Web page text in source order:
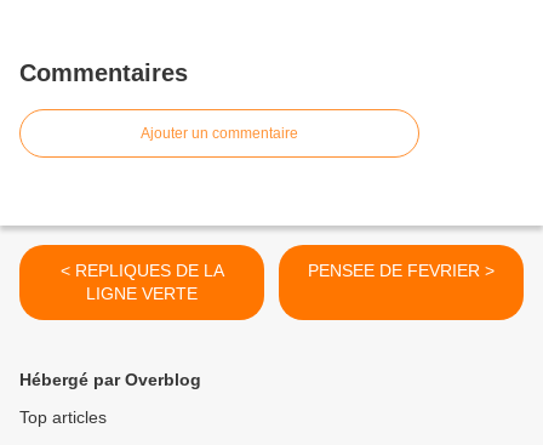
Commentaires
Ajouter un commentaire
< REPLIQUES DE LA
LIGNE VERTE
PENSEE DE FEVRIER >
Hébergé par Overblog
Top articles